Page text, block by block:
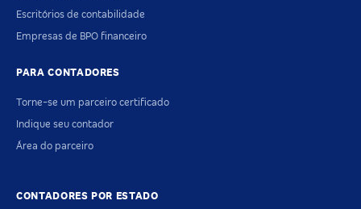
Escritórios de contabilidade
Empresas de BPO financeiro
PARA CONTADORES
Torne-se um parceiro certificado
Indique seu contador
Área do parceiro
CONTADORES POR ESTADO